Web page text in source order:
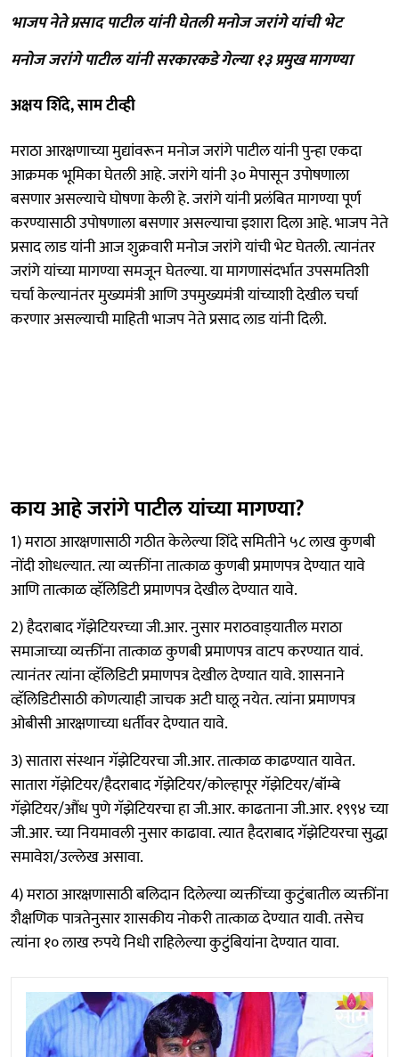
भाजप नेते प्रसाद पाटील यांनी घेतली मनोज जरांगे यांची भेट
मनोज जरांगे पाटील यांनी सरकारकडे गेल्या १३ प्रमुख मागण्या
अक्षय शिंदे, साम टीव्ही
मराठा आरक्षणाच्या मुद्यांवरून मनोज जरांगे पाटील यांनी पुन्हा एकदा
आक्रमक भूमिका घेतली आहे. जरांगे यांनी ३० मेपासून उपोषणाला
बसणार असल्याचे घोषणा केली हे. जरांगे यांनी प्रलंबित मागण्या पूर्ण
करण्यासाठी उपोषणाला बसणार असल्याचा इशारा दिला आहे. भाजप नेते
प्रसाद लाड यांनी आज शुक्रवारी मनोज जरांगे यांची भेट घेतली. त्यानंतर
जरांगे यांच्या मागण्या समजून घेतल्या. या मागणासंदर्भात उपसमतिशी
चर्चा केल्यानंतर मुख्यमंत्री आणि उपमुख्यमंत्री यांच्याशी देखील चर्चा
करणार असल्याची माहिती भाजप नेते प्रसाद लाड यांनी दिली.
काय आहे जरांगे पाटील यांच्या मागण्या?
1) मराठा आरक्षणासाठी गठीत केलेल्या शिंदे समितीने ५८ लाख कुणबी
नोंदी शोधल्यात. त्या व्यक्तींना तात्काळ कुणबी प्रमाणपत्र देण्यात यावे
आणि तात्काळ व्हॅलिडिटी प्रमाणपत्र देखील देण्यात यावे.
2) हैदराबाद गॅझेटियरच्या जी.आर. नुसार मराठवाड्‌यातील मराठा
समाजाच्या व्यक्तींना तात्काळ कुणबी प्रमाणपत्र वाटप करण्यात यावं.
त्यानंतर त्यांना व्हॅलिडिटी प्रमाणपत्र देखील देण्यात यावे. शासनाने
व्हॅलिडिटीसाठी कोणत्याही जाचक अटी घालू नयेत. त्यांना प्रमाणपत्र
ओबीसी आरक्षणाच्या धर्तीवर देण्यात यावे.
3) सातारा संस्थान गॅझेटियरचा जी.आर. तात्काळ काढण्यात यावेत.
सातारा गॅझेटियर/हैदराबाद गॅझेटियर/कोल्हापूर गॅझेटियर/बॉम्बे
गॅझेटियर/औंध पुणे गॅझेटियरचा हा जी.आर. काढताना जी.आर. १९९४ च्या
जी.आर. च्या नियमावली नुसार काढावा. त्यात हैदराबाद गॅझेटियरचा सुद्धा
समावेश/उल्लेख असावा.
4) मराठा आरक्षणासाठी बलिदान दिलेल्या व्यक्तींच्या कुटुंबातील व्यक्तींना
शैक्षणिक पात्रतेनुसार शासकीय नोकरी तात्काळ देण्यात यावी. तसेच
त्यांना १० लाख रुपये निधी राहिलेल्या कुटुंबियांना देण्यात यावा.